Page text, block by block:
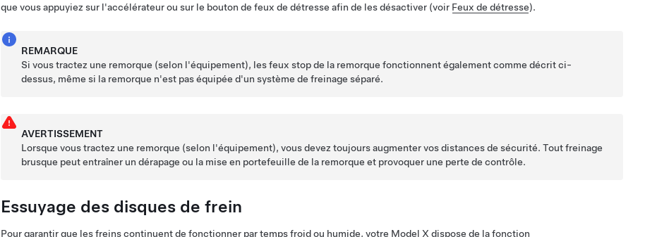
que vous appuyiez sur l'accélérateur ou sur le bouton de feux de détresse afin de les désactiver (voir Feux de détresse).
REMARQUE
Si vous tractez une remorque (selon l'équipement), les feux stop de la remorque fonctionnent également comme décrit ci-
dessus, même si la remorque n'est pas équipée d'un système de freinage séparé.
AVERTISSEMENT
Lorsque vous tractez une remorque (selon l'équipement), vous devez toujours augmenter vos distances de sécurité. Tout freinage
brusque peut entraîner un dérapage ou la mise en portefeuille de la remorque et provoquer une perte de contrôle.
Essuyage des disques de frein
Pour garantir que les freins continuent de fonctionner par temps froid ou humide, votre Model X dispose de la fonction